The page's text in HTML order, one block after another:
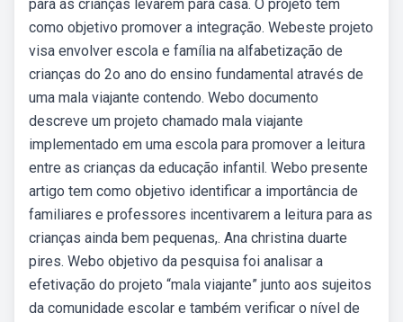
para as crianças levarem para casa. O projeto tem
como objetivo promover a integração. Webeste projeto
visa envolver escola e família na alfabetização de
crianças do 2o ano do ensino fundamental através de
uma mala viajante contendo. Webo documento
descreve um projeto chamado mala viajante
implementado em uma escola para promover a leitura
entre as crianças da educação infantil. Webo presente
artigo tem como objetivo identificar a importância de
familiares e professores incentivarem a leitura para as
crianças ainda bem pequenas,. Ana christina duarte
pires. Webo objetivo da pesquisa foi analisar a
efetivação do projeto “mala viajante” junto aos sujeitos
da comunidade escolar e também verificar o nível de